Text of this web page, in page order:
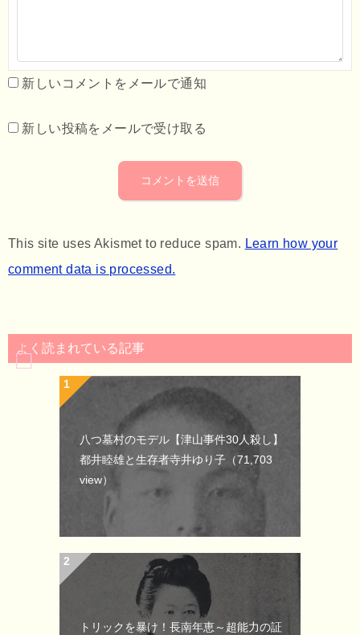
新しいコメントをメールで通知
新しい投稿をメールで受け取る
This site uses Akismet to reduce spam. Learn how your
comment data is processed.
よく読まれている記事
八つ墓村のモデル【津山事件30人殺し】
都井睦雄と生存者寺井ゆり子 （71,703
view）
トリックを暴け！長南年恵～超能力の証